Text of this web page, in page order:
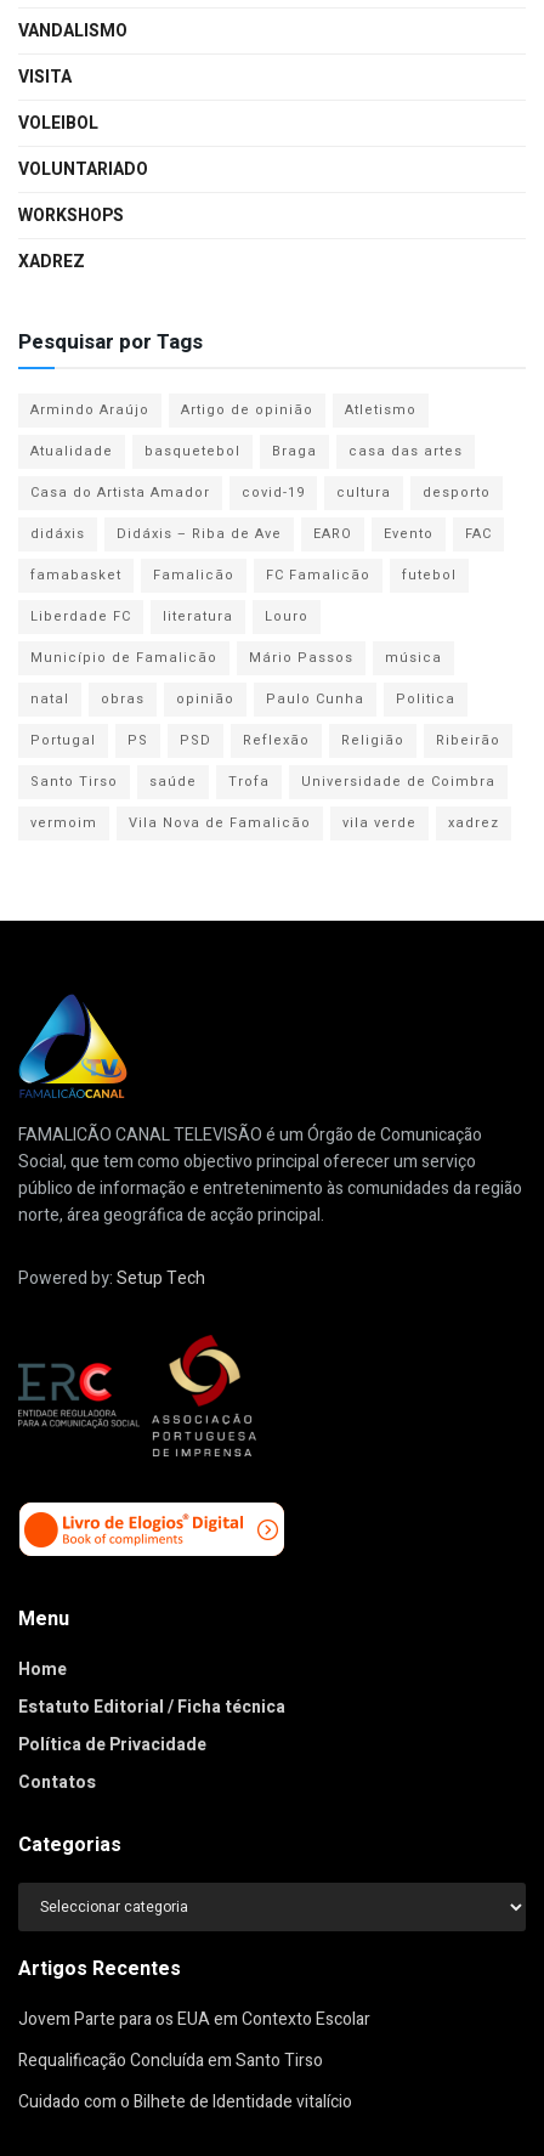
VANDALISMO
VISITA
VOLEIBOL
VOLUNTARIADO
WORKSHOPS
XADREZ
Pesquisar por Tags
Armindo Araújo Artigo de opinião
Atletismo
Atualidade
basquetebol Braga
casa das artes
Casa do Artista Amador
covid-19 cultura
desporto
didáxis
Didáxis – Riba de Ave EARO Evento
FAC
famabasket
Famalicão FC Famalicão
futebol
Liberdade FC
literatura
Louro
Município de Famalicão
Mário Passos
música
natal
obras opinião Paulo Cunha
Politica
Portugal
PS PSD Reflexão Religião
Ribeirão
Santo Tirso
saúde Trofa
Universidade de Coimbra
vermoim
Vila Nova de Famalicão vila verde xadrez
FAMALICÃO CANAL TELEVISÃO é um Órgão de Comunicação
Social, que tem como objectivo principal oferecer um serviço
público de informação e entretenimento às comunidades da região
norte, área geográfica de acção principal.
Powered by:Setup Tech
Menu
Home
Estatuto Editorial / Ficha técnica
Política de Privacidade
Contatos
Categorias
Categorias
Artigos Recentes
Jovem Parte para os EUA em Contexto Escolar
Requalificação Concluída em Santo Tirso
Cuidado com o Bilhete de Identidade vitalício